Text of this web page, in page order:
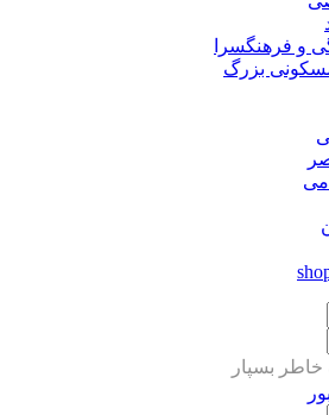
و فرهنگسرا
بزرگ
خاطر بسپار